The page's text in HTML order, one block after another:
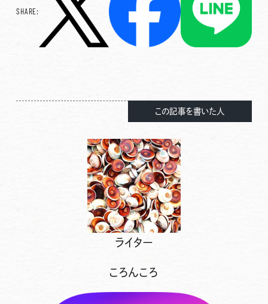
SHARE:
この記事を書いた人
ライター
ころんころ